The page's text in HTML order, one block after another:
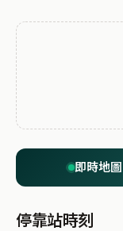
即時地圖
停靠站時刻